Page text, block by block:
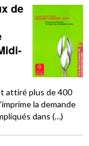
de
attiré plus de 400
la demande
dans (…)